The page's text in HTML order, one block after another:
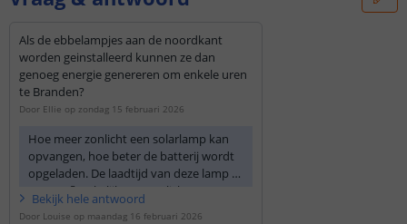
Als de ebbelampjes aan de noordkant
worden geinstalleerd kunnen ze dan
genoeg energie genereren om enkele uren
te Branden?
Door Ellie op zondag 15 februari 2026
Hoe meer zonlicht een solarlamp kan
opvangen, hoe beter de batterij wordt
opgeladen. De laadtijd van deze lamp is
5 uur (afhankelijk van zonlicht).
Bekijk hele antwoord
Door Louise op maandag 16 februari 2026